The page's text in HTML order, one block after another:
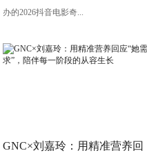
共话光影创作
办的2026抖音电影奇...
GNC×刘嘉玲：用精准营养回